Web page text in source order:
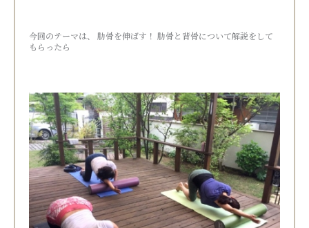
今回のテーマは、 肋骨を伸ばす！ 肋骨と背骨について解説をして
もらったら